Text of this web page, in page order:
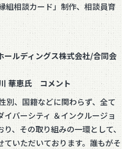
組相談カード」制作、相談員育
ールディングス株式会社/合同会
華恵氏 コメント
別、国籍などに関わらず、全て
バーシティ ＆インクルージョ
、その取り組みの一環として、
いただいております。誰もがそ